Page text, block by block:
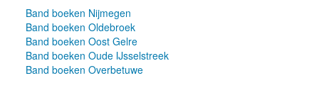
Band boeken Nijmegen
Band boeken Oldebroek
Band boeken Oost Gelre
Band boeken Oude IJsselstreek
Band boeken Overbetuwe